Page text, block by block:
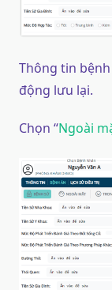
Thông tin
động lưu lại.
Chọn “Ngoài